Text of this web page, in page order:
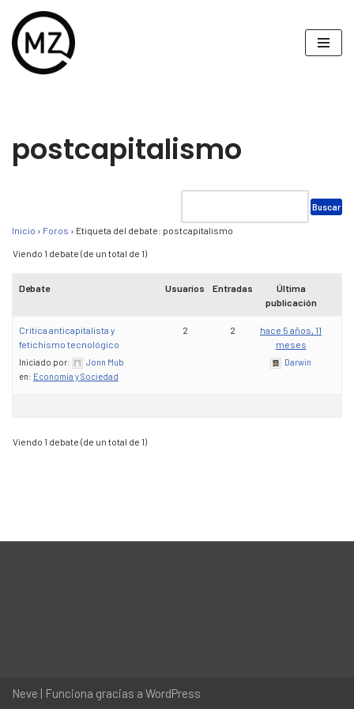
Saltar
al
postcapitalismo
Inicio › Foros › Etiqueta del debate: postcapitalismo
Viendo 1 debate (de un total de 1)
Debate Usuarios Entradas
Última
publicación
Crítica anticapitalista y
fetichismo tecnológico
Iniciado por:
Jonn Mub
en: Economía y Sociedad
2 2
hace 5 años, 11
meses
Darwin
Viendo 1 debate (de un total de 1)
Neve | Funciona gracias a WordPress